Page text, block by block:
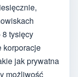
tysięcy
korporacje
jak prywatna
możliwość